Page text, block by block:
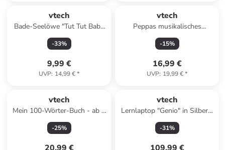
vtech
Bade-Seelöwe "Tut Tut Baby
Badewelt" - ab 12 Monaten
-33%
9,99 €
UVP: 14,99 €*
vtech
Peppas musikalisches
Reimebuch - ab 2 Jahren
-15%
16,99 €
UVP: 19,99 €*
vtech
Mein 100-Wörter-Buch - ab 2
Jahren
-25%
vtech
Lernlaptop "Genio" in Silber -
ab 5 Jahren
-31%